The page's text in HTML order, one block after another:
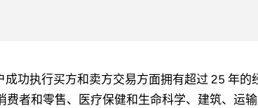
功执行买方和卖方交易方面拥有超过 25 年的
者和零售、医疗保健和生命科学、建筑、运